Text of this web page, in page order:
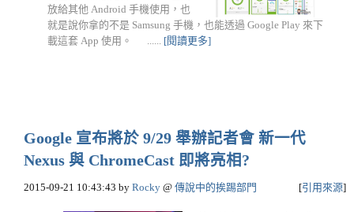
放給其他 Android 手機使用，也
就是說你拿的不是 Samsung 手機，也能透過 Google Play 來下
載這套 App 使用。 ...... [閱讀更多]
Google 宣布將於 9/29 舉辦記者會 新一代
Nexus 與 ChromeCast 即將亮相?
2015-09-21 10:43:43 by Rocky @ 傳說中的挨踢部門 [引用來源]